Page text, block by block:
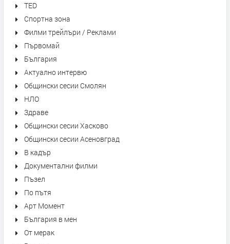
TED
Спортна зона
Филми трейлъри / Реклами
Първомай
България
Актуално интервю
Общински сесии Смолян
НЛО
Здраве
Общински сесии Хасково
Общински сесии Асеновград
В кадър
Документални филми
Пъзел
По пътя
Арт Момент
България в мен
От мерак